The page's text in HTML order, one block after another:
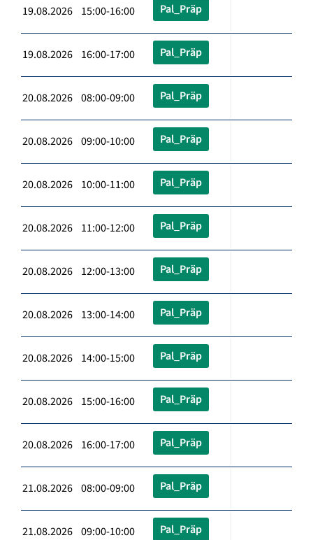
19.08.2026 15:00-16:00 Pal_Präp
19.08.2026 16:00-17:00 Pal_Präp
20.08.2026 08:00-09:00 Pal_Präp
20.08.2026 09:00-10:00 Pal_Präp
20.08.2026 10:00-11:00 Pal_Präp
20.08.2026 11:00-12:00 Pal_Präp
20.08.2026 12:00-13:00 Pal_Präp
20.08.2026 13:00-14:00 Pal_Präp
20.08.2026 14:00-15:00 Pal_Präp
20.08.2026 15:00-16:00 Pal_Präp
20.08.2026 16:00-17:00 Pal_Präp
21.08.2026 08:00-09:00 Pal_Präp
21.08.2026 09:00-10:00 Pal_Präp